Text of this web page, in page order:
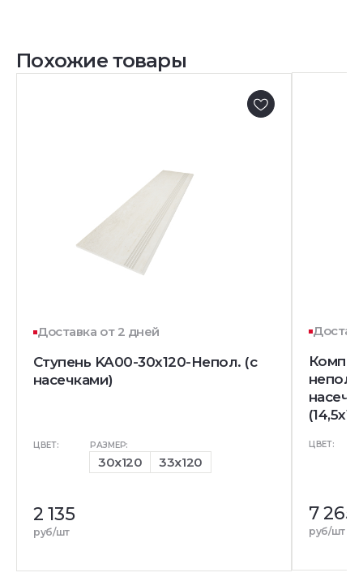
Похожие товары
Доставка от 2 дней
Ступень KA00-30x120-Непол. (с
насечками)
ЦВЕТ: РАЗМЕР:
30x120 33x120
2 135
руб/шт
непол.
ЦВЕТ:
7 265
руб/шт